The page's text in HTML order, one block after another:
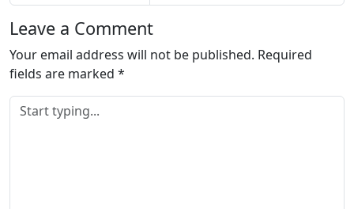
Leave a Comment
Your email address will not be published. Required
fields are marked *